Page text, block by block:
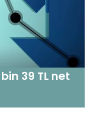
39 TL net